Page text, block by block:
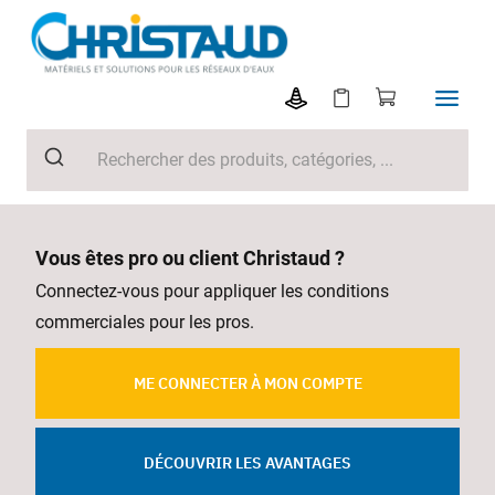
Vous êtes pro ou client Christaud ?
Connectez-vous pour appliquer les conditions
commerciales pour les pros.
ME CONNECTER À MON COMPTE
DÉCOUVRIR LES AVANTAGES